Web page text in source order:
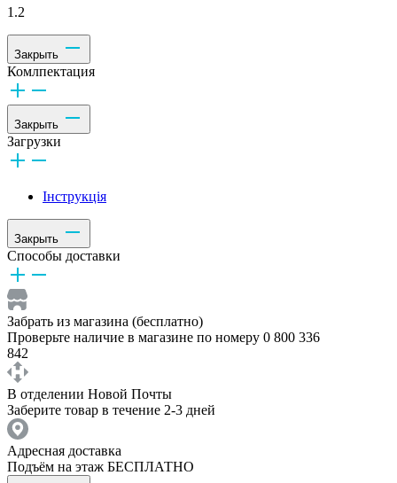
1.2
Закрыть
Комлпектация
Закрыть
Загрузки
Інструкція
Закрыть
Способы доставки
Забрать из магазина (бесплатно)
Проверьте наличие в магазине по номеру 0 800 336
842
В отделении Новой Почты
Заберите товар в течение 2-3 дней
Адресная доставка
Подъём на этаж БЕСПЛАТНО